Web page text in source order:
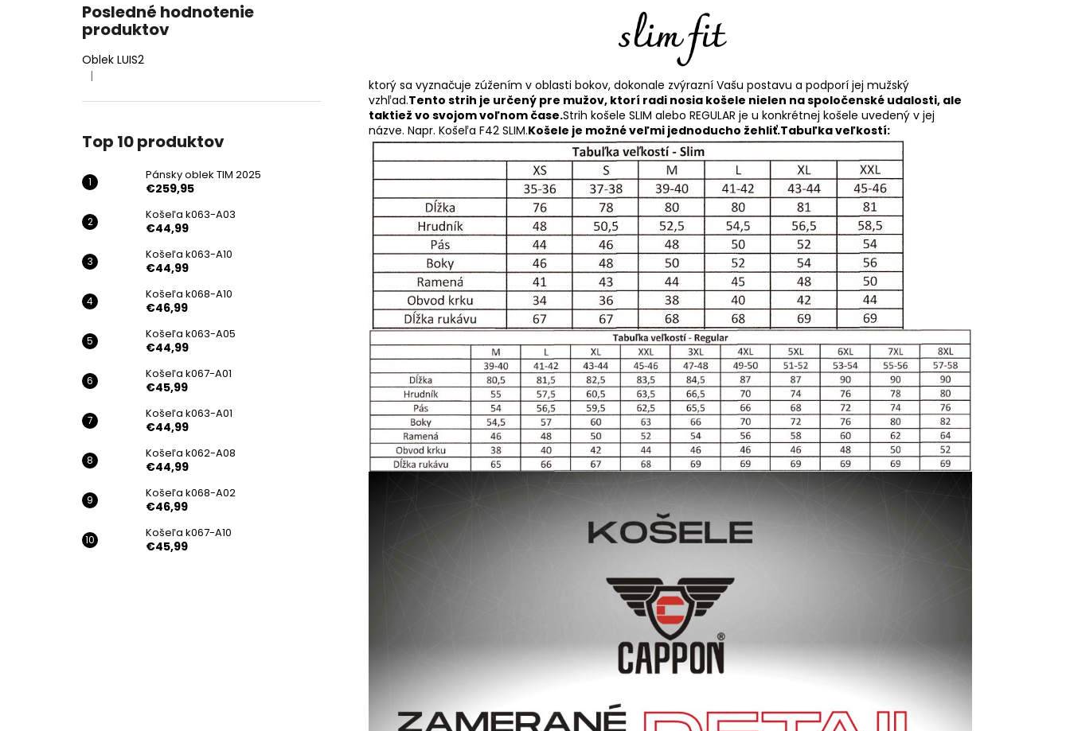
Posledné hodnotenie
produktov
Oblek LUIS2
Hodnotenie produktu je 4 z 5 hviezdičiek.
|
Top 10 produktov
Pánsky oblek TIM 2025
€259,95
Košeľa k063-A03
€44,99
Košeľa k063-A10
€44,99
Košeľa k068-A10
€46,99
Košeľa k063-A05
€44,99
Košeľa k067-A01
€45,99
Košeľa k063-A01
€44,99
Košeľa k062-A08
€44,99
Košeľa k068-A02
€46,99
Košeľa k067-A10
€45,99
ktorý sa vyznačuje zúžením v oblasti bokov, dokonale zvýrazní Vašu postavu a podporí jej mužský
vzhľad.Tento strih je určený pre mužov, ktorí radi nosia košele nielen na spoločenské udalosti, ale
taktiež vo svojom voľnom čase.Strih košele SLIM alebo REGULAR je u konkrétnej košele uvedený v jej
názve. Napr. Košeľa F42 SLIM.Košele je možné veľmi jednoducho žehliť.Tabuľka veľkostí: